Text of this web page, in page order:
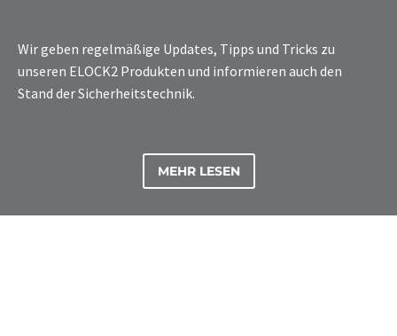
Wir geben regelmäßige Updates, Tipps und Tricks zu
unseren ELOCK2 Produkten und informieren auch den
Stand der Sicherheitstechnik.
MEHR LESEN